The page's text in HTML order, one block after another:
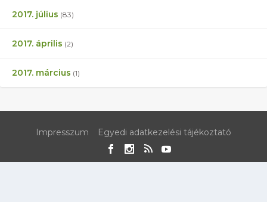
2017. július (83)
2017. április (2)
2017. március (1)
Impresszum Egyedi adatkezelési tájékoztató